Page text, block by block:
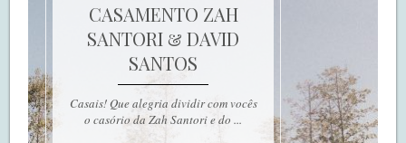
CASAMENTO ZAH
SANTORI & DAVID
SANTOS
Casais! Que alegria dividir com vocês
o casório da Zah Santori e do ...